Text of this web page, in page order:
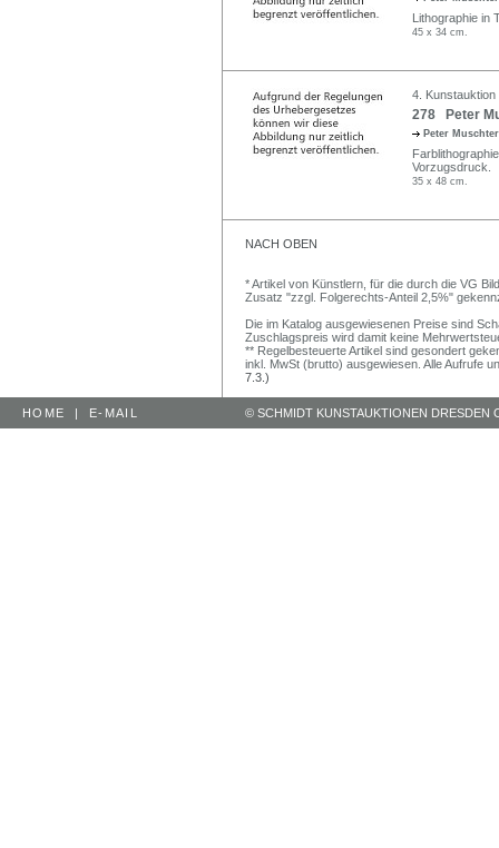
Lithographie in
45 x 34 cm.
4. Kunstauktion
278 Peter
Peter
Vorzugsdruck.
35 x 48 cm.
NACH OBEN
* Artikel von Künstlern, für die durch die VG
Zusatz "zzgl. Folgerechts-Anteil 2,5%"
Die im Katalog ausgewiesenen Preise sind
Zuschlagspreis wird damit keine
** Regelbesteuerte Artikel sind gesondert
inkl. MwSt (brutto) ausgewiesen. Alle Aufrufe
7.3.)
HOME | E-MAIL © SCHMIDT KUNSTAUKTIONEN DRESDEN